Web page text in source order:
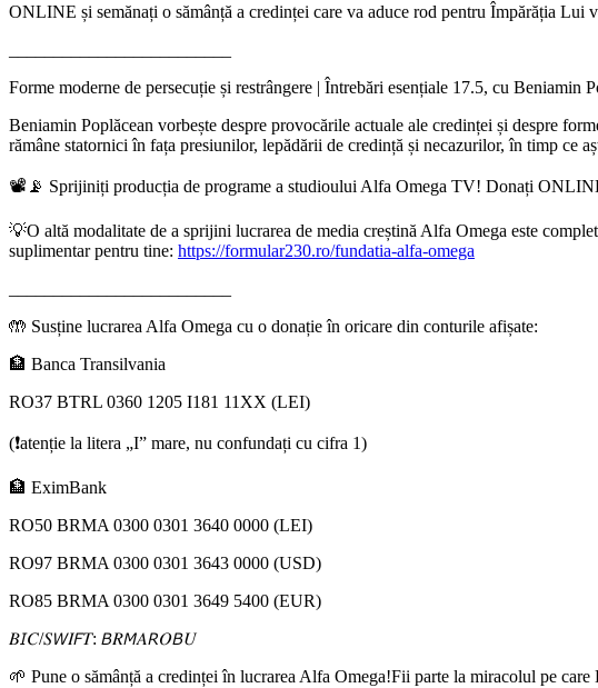
ONLINE și semănați o sămânță a credinței care va aduce rod pentru Împărăția Lui
Forme moderne de persecuție și restrângere | Întrebări esențiale 17.5, cu Beniamin
Beniamin Poplăcean vorbește despre provocările actuale ale credinței și despre
rămâne statornici în fața presiunilor, lepădării de credință și necazurilor, în timp ce
📽️📡 Sprijiniți producția de programe a studioului Alfa Omega TV! Donați
💡O altă modalitate de a sprijini lucrarea de media creștină Alfa Omega este
suplimentar pentru tine: https://formular230.ro/fundatia-alfa-omega
🤲 Susține lucrarea Alfa Omega cu o donație în oricare din conturile afișate:
🏦 Banca Transilvania
RO37 BTRL 0360 1205 I181 11XX (LEI)
(❗atenție la litera „I” mare, nu confundați cu cifra 1)
🏦 EximBank
RO50 BRMA 0300 0301 3640 0000 (LEI)
RO97 BRMA 0300 0301 3643 0000 (USD)
RO85 BRMA 0300 0301 3649 5400 (EUR)
𝐵𝘐𝐶/𝑆𝘞𝐼𝘍𝑇: 𝘉𝑅𝘔𝐴𝘙𝑂𝘉𝑈
🌱 Pune o sămânță a credinței în lucrarea Alfa Omega!Fii parte la miracolul pe